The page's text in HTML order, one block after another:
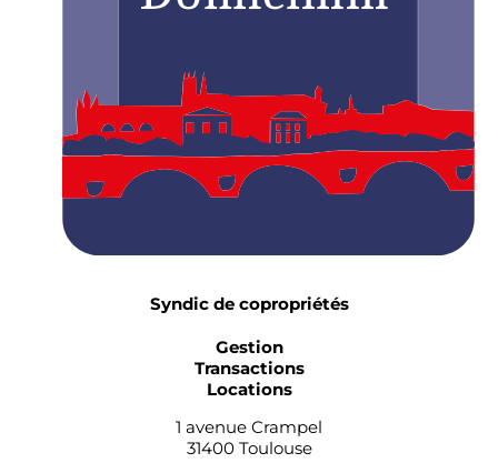
Syndic de copropriétés
Gestion
Transactions
Locations
1 avenue Crampel
31400 Toulouse